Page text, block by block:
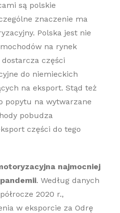
są polskie
znaczenie ma
Polska jest nie
na rynek
części
do niemieckich
na eksport. Stąd też
popytu na wytwarzane
pobudza
części do tego
najmocniej
. Według danych
2020 r.,
w eksporcie za Odrę